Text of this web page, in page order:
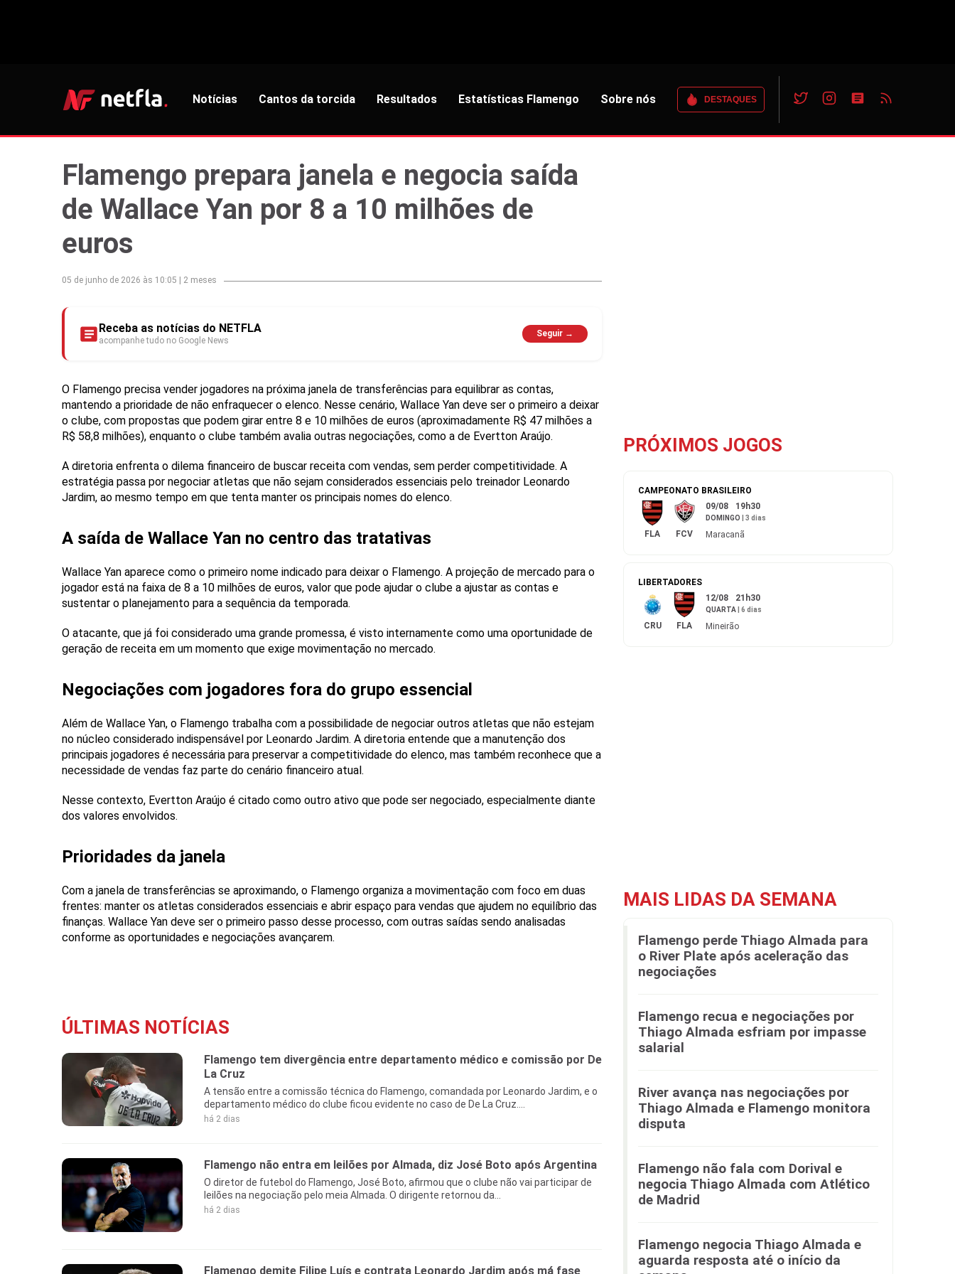
Notícias Cantos da torcida Resultados Estatísticas Flamengo Sobre nós DESTAQUES
Flamengo prepara janela e negocia saída
de Wallace Yan por 8 a 10 milhões de
euros
05 de junho de 2026 às 10:05 2 meses
Receba as notícias do NETFLA
acompanhe tudo no Google News
Seguir →
O Flamengo precisa vender jogadores na próxima janela de transferências para equilibrar as contas,
mantendo a prioridade de não enfraquecer o elenco. Nesse cenário, Wallace Yan deve ser o primeiro a deixar
o clube, com propostas que podem girar entre 8 e 10 milhões de euros (aproximadamente R$ 47 milhões a
R$ 58,8 milhões), enquanto o clube também avalia outras negociações, como a de Evertton Araújo.
A diretoria enfrenta o dilema financeiro de buscar receita com vendas, sem perder competitividade. A
estratégia passa por negociar atletas que não sejam considerados essenciais pelo treinador Leonardo
Jardim, ao mesmo tempo em que tenta manter os principais nomes do elenco.
A saída de Wallace Yan no centro das tratativas
Wallace Yan aparece como o primeiro nome indicado para deixar o Flamengo. A projeção de mercado para o
jogador está na faixa de 8 a 10 milhões de euros, valor que pode ajudar o clube a ajustar as contas e
sustentar o planejamento para a sequência da temporada.
O atacante, que já foi considerado uma grande promessa, é visto internamente como uma oportunidade de
geração de receita em um momento que exige movimentação no mercado.
Negociações com jogadores fora do grupo essencial
Além de Wallace Yan, o Flamengo trabalha com a possibilidade de negociar outros atletas que não estejam
no núcleo considerado indispensável por Leonardo Jardim. A diretoria entende que a manutenção dos
principais jogadores é necessária para preservar a competitividade do elenco, mas também reconhece que a
necessidade de vendas faz parte do cenário financeiro atual.
Nesse contexto, Evertton Araújo é citado como outro ativo que pode ser negociado, especialmente diante
dos valores envolvidos.
Prioridades da janela
Com a janela de transferências se aproximando, o Flamengo organiza a movimentação com foco em duas
frentes: manter os atletas considerados essenciais e abrir espaço para vendas que ajudem no equilíbrio das
finanças. Wallace Yan deve ser o primeiro passo desse processo, com outras saídas sendo analisadas
conforme as oportunidades e negociações avançarem.
ÚLTIMAS NOTÍCIAS
Flamengo tem divergência entre departamento médico e comissão por De
La Cruz
A tensão entre a comissão técnica do Flamengo, comandada por Leonardo Jardim, e o
departamento médico do clube ficou evidente no caso de De La Cruz....
há 2 dias
Flamengo não entra em leilões por Almada, diz José Boto após Argentina
O diretor de futebol do Flamengo, José Boto, afirmou que o clube não vai participar de
leilões na negociação pelo meia Almada. O dirigente retornou da...
há 2 dias
Flamengo demite Filipe Luís e contrata Leonardo Jardim após má fase
PRÓXIMOS JOGOS
CAMPEONATO BRASILEIRO
FLA FCV
09/08 19h30
DOMINGO 3 dias
Maracanã
LIBERTADORES
CRU FLA
12/08 21h30
QUARTA 6 dias
Mineirão
MAIS LIDAS DA SEMANA
Flamengo perde Thiago Almada para
o River Plate após aceleração das
negociações
Flamengo recua e negociações por
Thiago Almada esfriam por impasse
salarial
River avança nas negociações por
Thiago Almada e Flamengo monitora
disputa
Flamengo não fala com Dorival e
negocia Thiago Almada com Atlético
de Madrid
Flamengo negocia Thiago Almada e
aguarda resposta até o início da